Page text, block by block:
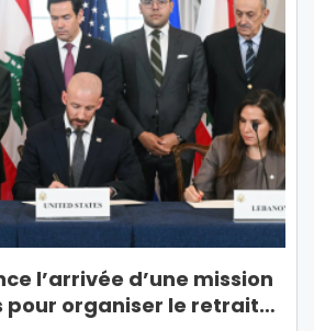
l’arrivée d’une mission
pour organiser le retrait…